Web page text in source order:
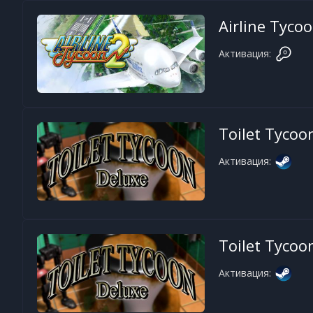
Airline
Активация:
Toilet
Активация:
Toilet
Активация: